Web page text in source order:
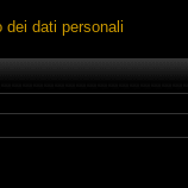
dei dati personali